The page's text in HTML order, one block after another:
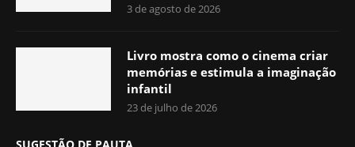
3 de agosto de 2026
Livro mostra como o cinema criar
memórias e estimula a imaginação
infantil
23 de julho de 2026